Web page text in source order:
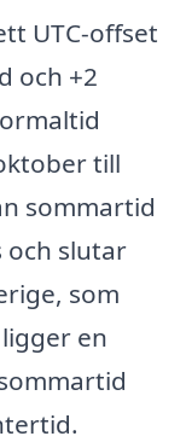
UTC-offset
och +2
till
sommartid
och slutar
som
en